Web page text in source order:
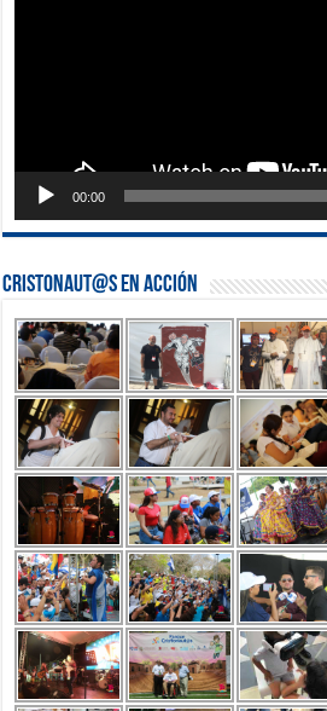
00:00
Cristonaut@s en Acción